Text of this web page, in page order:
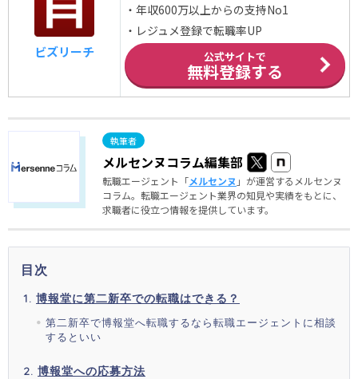
ビズリーチ
・年収600万以上からの支持No1
・レジュメ登録で転職率UP
公式サイトで
無料登録する
メルセンヌコラム編集部
転職エージェント「メルセンヌ 」が運営するメルセンヌ
コラム。転職エージェント業界の知見や実績をもとに、
求職者に役立つ情報を提供しています。
目次
博報堂に第二新卒での転職はできる？
第二新卒で博報堂へ転職するなら転職エージェントに相談
するといい
博報堂への応募方法